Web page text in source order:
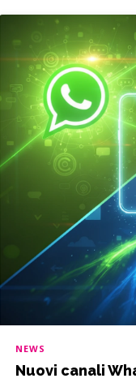
NEWS
Nuovi canali